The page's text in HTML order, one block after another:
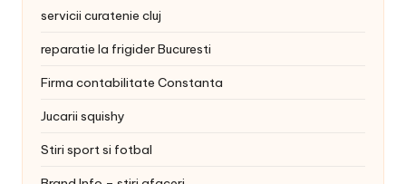
servicii curatenie cluj
reparatie la frigider Bucuresti
Firma contabilitate Constanta
Jucarii squishy
Stiri sport si fotbal